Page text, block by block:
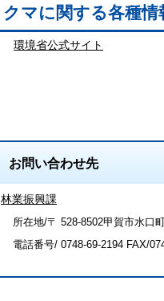
クマに関する各種情
環境省公式サイト
お問い合わせ先
林業振興課
所在地/〒 528-8502甲賀市水口
電話番号/ 0748-69-2194 FAX/